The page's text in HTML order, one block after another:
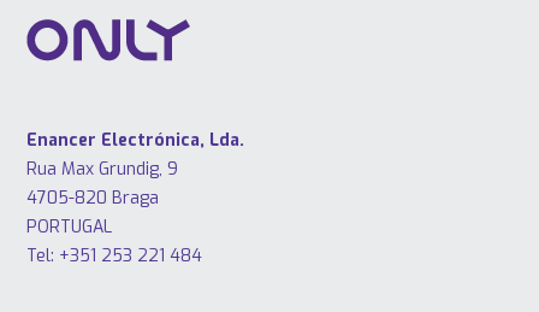
Enancer Electrónica, Lda.
Rua Max Grundig, 9
4705-820 Braga
PORTUGAL
Tel: +351 253 221 484